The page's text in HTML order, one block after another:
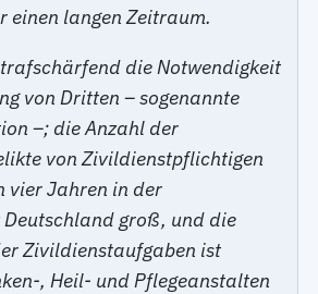
einen langen Zeitraum.
die Notwendigkeit
von Dritten – sogenannte
–; die Anzahl der
von Zivildienstpflichtigen
vier Jahren in der
groß, und die
Zivildienstaufgaben ist
, Heil- und Pflegeanstalten